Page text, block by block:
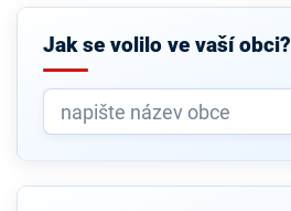
Jak se volilo ve vaší obci?